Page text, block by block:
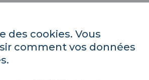
des cookies. Vous
comment vos données